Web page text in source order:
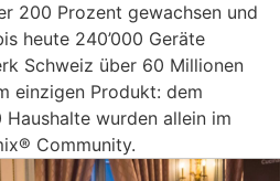
200 Prozent gewachsen und
heute 240’000 Geräte
Schweiz über 60 Millionen
einzigen Produkt: dem
wurden allein im
Community.